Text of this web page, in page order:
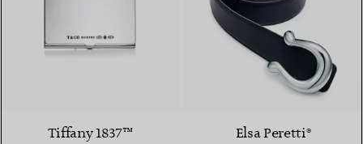
Tiffany 1837™ Elsa Peretti®